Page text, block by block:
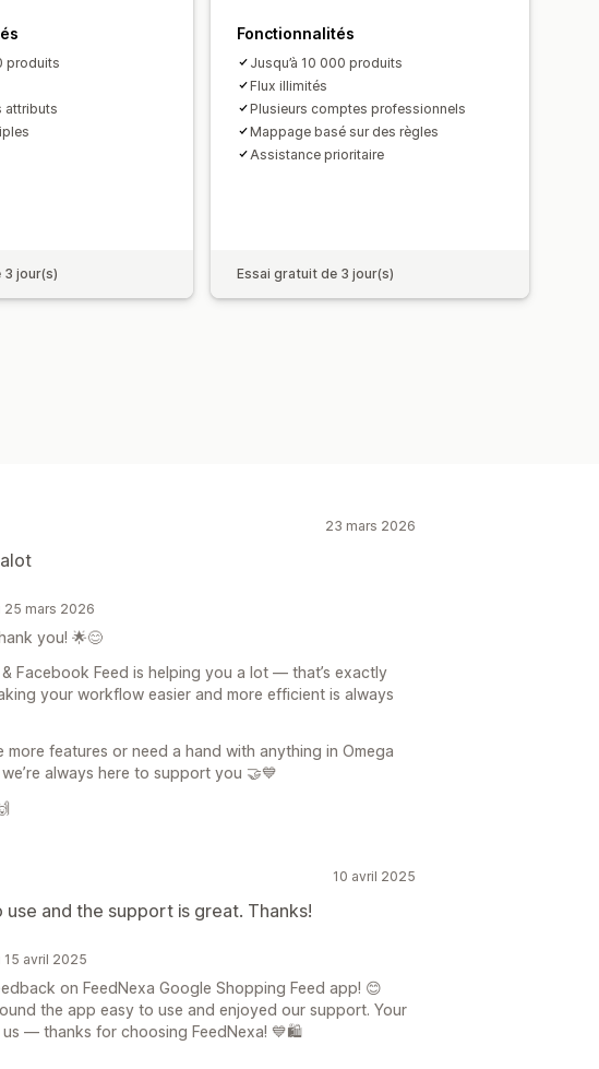
produits
attributs
3 jour(s)
Fonctionnalités
Jusqu’à 10 000 produits
Flux illimités
Plusieurs comptes professionnels
Mappage basé sur des règles
Assistance prioritaire
Essai gratuit de 3 jour(s)
23 mars 2026
25 mars 2026
you! 🌟😊
& Facebook Feed is helping you a lot — that’s exactly
your workflow easier and more efficient is always
features or need a hand with anything in Omega
always here to support you 🤝💙
10 avril 2025
and the support is great. Thanks!
15 avril 2025
on FeedNexa Google Shopping Feed app! 😊
the app easy to use and enjoyed our support. Your
— thanks for choosing FeedNexa! 💙🛍️